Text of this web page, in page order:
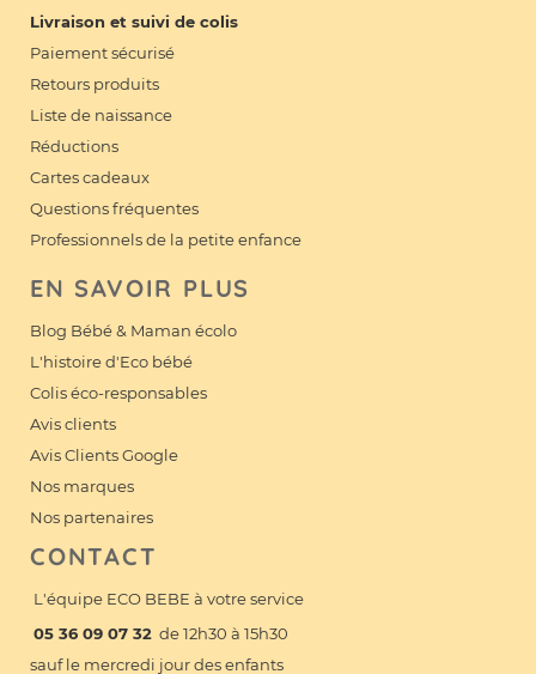
Livraison et suivi de colis
Paiement sécurisé
Retours produits
Liste de naissance
Réductions
Cartes cadeaux
Questions fréquentes
Professionnels de la petite enfance
EN SAVOIR PLUS
Blog Bébé & Maman écolo
L'histoire d'Eco bébé
Colis éco-responsables
Avis clients
Avis Clients Google
Nos marques
Nos partenaires
CONTACT
L'équipe ECO BEBE à votre service
05 36 09 07 32 de 12h30 à 15h30
sauf le mercredi jour des enfants